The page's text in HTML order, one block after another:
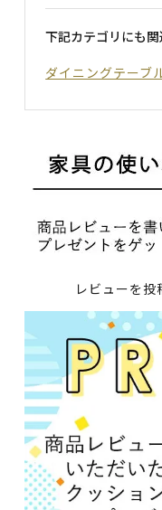
下記カテゴリにも
ダイニングテーブ
レビューを投